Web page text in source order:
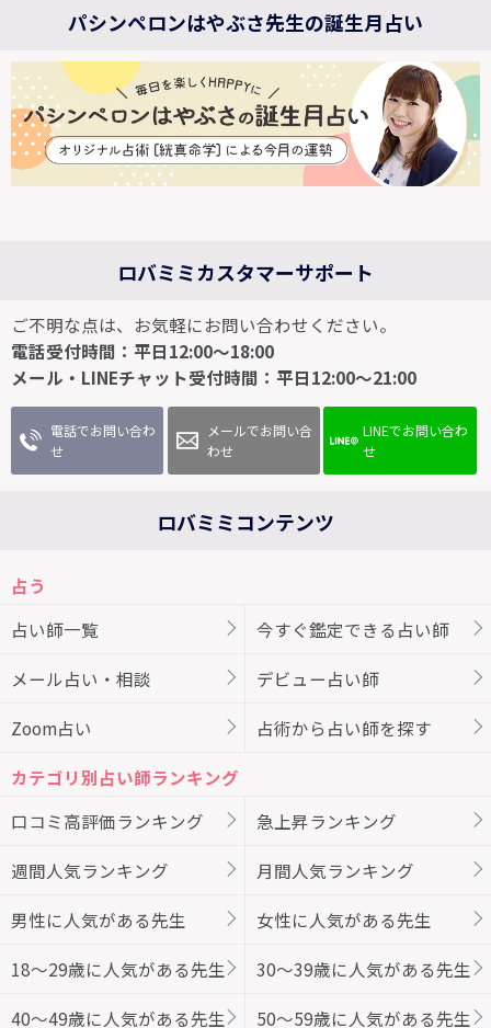
パシンペロンはやぶさ先生の誕生月占い
ロバミミカスタマーサポート
ご不明な点は、お気軽にお問い合わせください。
電話受付時間：平日12:00～18:00
メール・LINEチャット受付時間：平日12:00～21:00
電話でお問い合わ
せ
メールでお問い合
わせ
LINEでお問い合わ
せ
ロバミミコンテンツ
占う
占い師一覧
今すぐ鑑定できる占い師
メール占い・相談 デビュー占い師
Zoom占い 占術から占い師を探す
カテゴリ別占い師ランキング
口コミ高評価ランキング
急上昇ランキング
週間人気ランキング 月間人気ランキング
男性に人気がある先生 女性に人気がある先生
18～29歳に人気がある先生 30～39歳に人気がある先生
40～49歳に人気がある先生 50～59歳に人気がある先生